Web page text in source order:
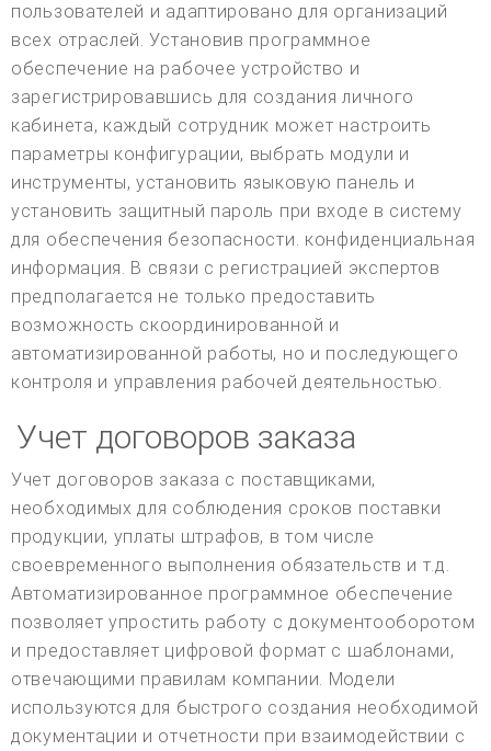
пользователей и адаптировано для организаций
всех отраслей. Установив программное
обеспечение на рабочее устройство и
зарегистрировавшись для создания личного
кабинета, каждый сотрудник может настроить
параметры конфигурации, выбрать модули и
инструменты, установить языковую панель и
установить защитный пароль при входе в систему
для обеспечения безопасности. конфиденциальная
информация. В связи с регистрацией экспертов
предполагается не только предоставить
возможность скоординированной и
автоматизированной работы, но и последующего
контроля и управления рабочей деятельностью.
Учет договоров заказа
Учет договоров заказа с поставщиками,
необходимых для соблюдения сроков поставки
продукции, уплаты штрафов, в том числе
своевременного выполнения обязательств и т.д.
Автоматизированное программное обеспечение
позволяет упростить работу с документооборотом
и предоставляет цифровой формат с шаблонами,
отвечающими правилам компании. Модели
используются для быстрого создания необходимой
документации и отчетности при взаимодействии с